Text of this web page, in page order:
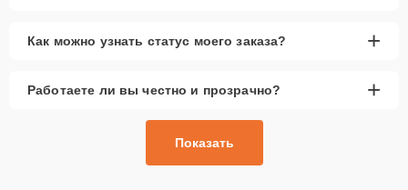
Как можно узнать статус моего заказа? +
Работаете ли вы честно и прозрачно? +
Показать